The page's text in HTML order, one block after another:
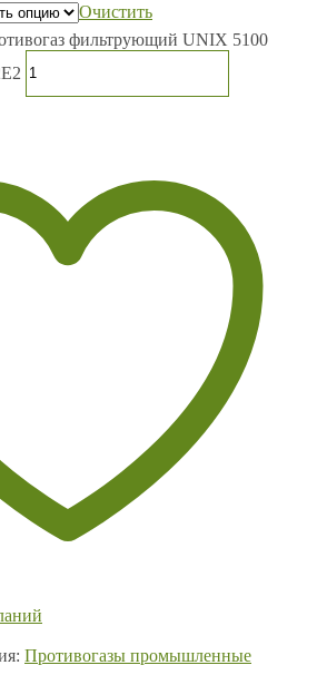
Очистить
фильтрующий UNIX 5100
Противогазы промышленные